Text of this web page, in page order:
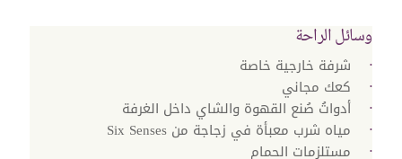
وسائل الراحة
شرفة خارجية خاصة
كعك مجاني
أدواتُ صُنع القهوة والشاي داخل الغرفة
مياه شرب معبأة في زجاجة من Six Senses
مستلزمات الحمام